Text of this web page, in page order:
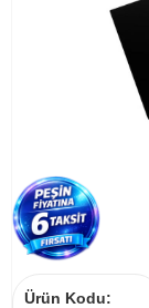
Ürün Kodu: